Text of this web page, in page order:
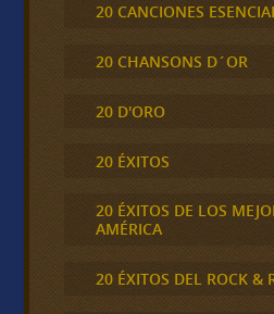
20 CANCIONES
20 CHANSONS D´OR
20 D'ORO
20 ÉXITOS
20 ÉXITOS DE LOS
AMÉRICA
20 ÉXITOS DEL ROCK &